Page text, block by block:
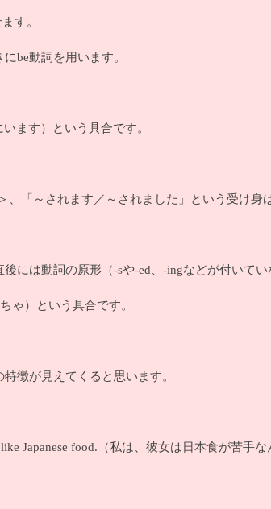
す。
be動詞を用います。
ます）という具合です。
「～されます／～されました」という受け身
には動詞の原形（-sや-ed、-ingなどが付いてい
ゃ）という具合です。
徴が見えてくると思います。
Japanese food.（私は、彼女は日本食が苦手な